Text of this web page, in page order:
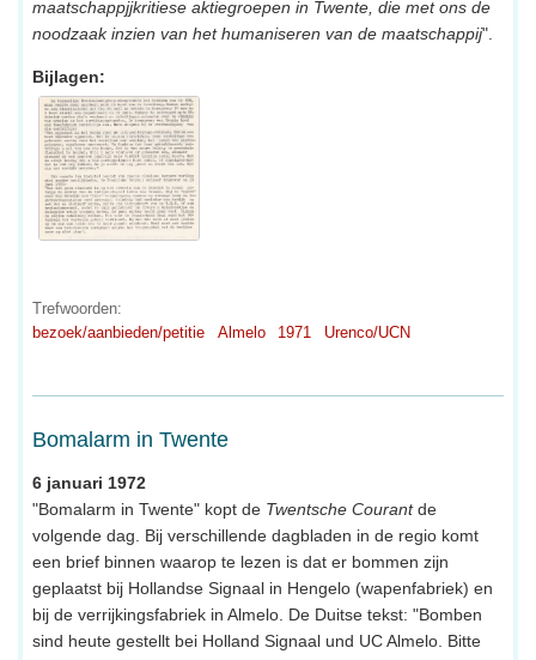
maatschappjjkritiese aktiegroepen in Twente, die met ons de
noodzaak inzien van het humaniseren van de maatschappij".
Bijlagen:
Trefwoorden:
bezoek/aanbieden/petitie
Almelo 1971 Urenco/UCN
Bomalarm in Twente
6 januari 1972
"Bomalarm in Twente" kopt de Twentsche Courantde
volgende dag. Bij verschillende dagbladen in de regio komt
een brief binnen waarop te lezen is dat er bommen zijn
geplaatst bij Hollandse Signaal in Hengelo (wapenfabriek) en
bij de verrijkingsfabriek in Almelo. De Duitse tekst: "Bomben
sind heute gestellt bei Holland Signaal und UC Almelo. Bitte